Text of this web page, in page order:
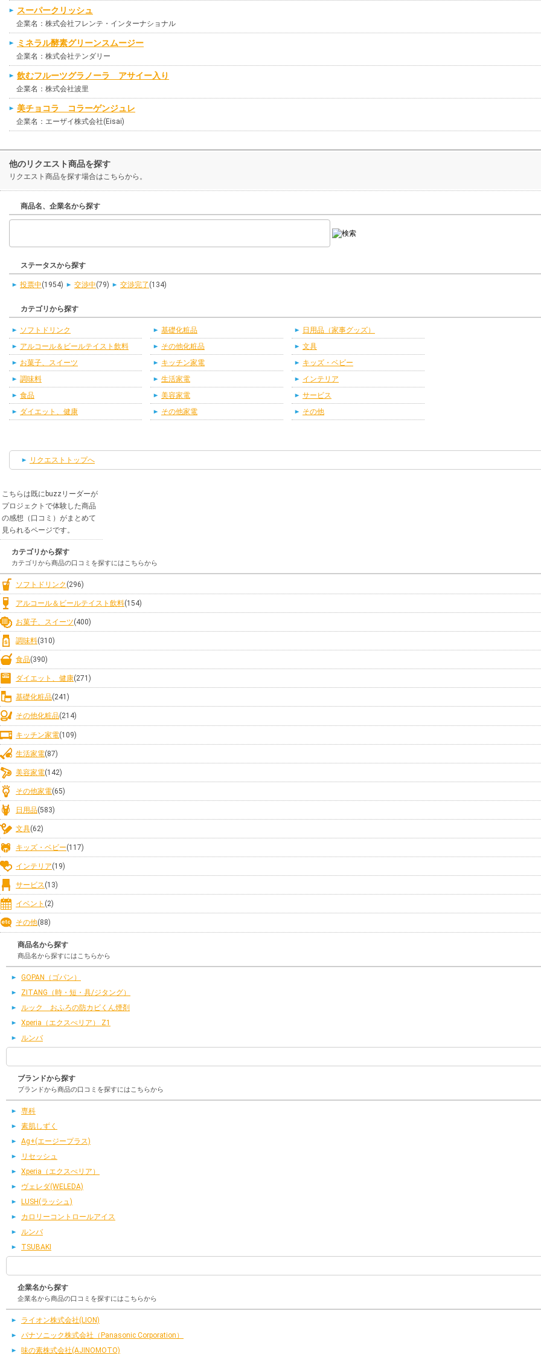
スーパークリッシュ
企業名：株式会社フレンテ・インターナショナル
ミネラル酵素グリーンスムージー
企業名：株式会社テンダリー
飲むフルーツグラノーラ アサイー入り
企業名：株式会社波里
美チョコラ コラーゲンジュレ
企業名：エーザイ株式会社(Eisai)
他のリクエスト商品を探す
リクエスト商品を探す場合はこちらから。
商品名、企業名から探す
ステータスから探す
投票中(1954) 交渉中(79) 交渉完了 (134)
カテゴリから探す
ソフトドリンク
アルコール＆ビールテイスト飲料
お菓子、スイーツ
調味料
食品
ダイエット、健康
基礎化粧品
その他化粧品
キッチン家電
生活家電
美容家電
その他家電
日用品（家事グッズ）
文具
キッズ・ベビー
インテリア
サービス
その他
リクエストトップへ
こちらは既にbuzzリーダーが
プロジェクトで体験した商品
の感想（口コミ）がまとめて
見られるページです。
カテゴリから探す
カテゴリから商品の口コミを探すにはこちらから
ソフトドリンク (296)
アルコール＆ビールテイスト飲料(154)
お菓子、スイーツ(400)
調味料(310)
食品(390)
ダイエット、健康(271)
基礎化粧品(241)
その他化粧品(214)
キッチン家電(109)
生活家電(87)
美容家電(142)
その他家電(65)
日用品(583)
文具(62)
キッズ・ベビー(117)
インテリア(19)
サービス(13)
イベント (2)
その他(88)
商品名から探す
商品名から探すにはこちらから
GOPAN（ゴパン）
ZITANG（時・短・具/ジタング）
ルック おふろの防カビくん煙剤
Xperia（エクスぺリア） Z1
ルンバ
ブランドから探す
ブランドから商品の口コミを探すにはこちらから
専科
素肌しずく
Ag+(エージープラス)
リセッシュ
Xperia（エクスぺリア）
ヴェレダ(WELEDA)
LUSH(ラッシュ)
カロリーコントロールアイス
ルンバ
TSUBAKI
企業名から探す
企業名から商品の口コミを探すにはこちらから
ライオン株式会社(LION)
パナソニック株式会社（Panasonic Corporation）
味の素株式会社(AJINOMOTO)